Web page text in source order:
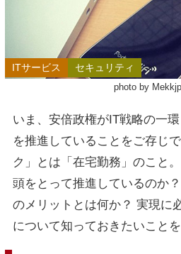
photo by Mekkjp
ITサービス セキュリティ
いま、安倍政権がIT戦略の一環
を推進していることをご存じ
ク」とは「在宅勤務」のこと
頭をとって推進しているのか
のメリットとは何か？ 実現に
について知っておきたいこと